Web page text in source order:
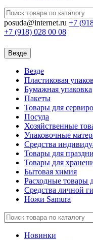
posuda@internet.ru +7
+7 (918) 028 00 08
Везде
Везде
Пластиковая
Бумажная упаковка
Пакеты
Товары для
Посуда
Хозяйственные
Упаковочные
Средства
Товары для
Товары для
Бытовая химия
Расходные товары
Средства личной
Ножи Samura
Новинки